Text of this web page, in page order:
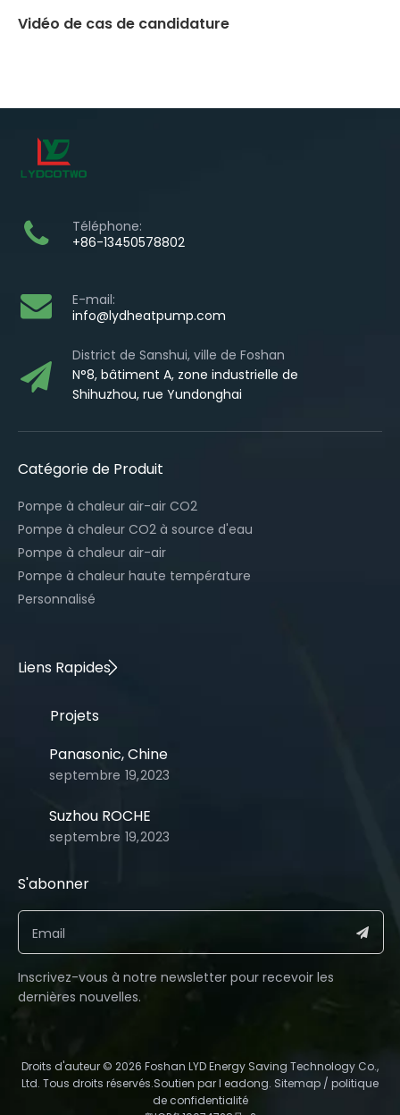
Vidéo de cas de candidature
Téléphone:
+86-13450578802
E-mail:
info@lydheatpump.com
District de Sanshui, ville de Foshan
N°8, bâtiment A, zone industrielle de
Shihuzhou, rue Yundonghai
Catégorie de Produit
Pompe à chaleur air-air CO2
Pompe à chaleur CO2 à source d'eau
Pompe à chaleur air-air
Pompe à chaleur haute température
Personnalisé
Liens Rapides​​​​​​​
Projets
Panasonic, Chine
septembre 19,2023
Suzhou ROCHE
septembre 19,2023
S'abonner​​​​​​​
Inscrivez-vous à notre newsletter pour recevoir les
dernières nouvelles.​​​​​​​
​Droits d'auteur ©️ 2026 Foshan LYD Energy Saving Technology Co.,
Ltd. Tous droits réservés.Soutien par l eadong. Sitemap / politique
de confidentialité